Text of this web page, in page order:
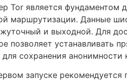
Tor является фундаментом
маршрутизации. Данные
и выходной. Для
позволяет устанавливать
сохранения анонимности
запуске рекомендуется